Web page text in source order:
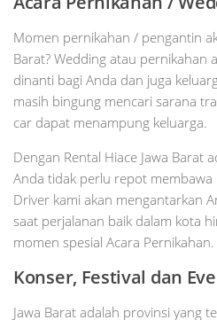
Momen pernikahan / pengantin
Barat? Wedding atau pernikahan
dinanti bagi Anda dan juga
masih bingung mencari sarana
car dapat menampung keluarga.
Dengan Rental Hiace Jawa Barat
Anda tidak perlu repot membawa
Driver kami akan mengantarkan
saat perjalanan baik dalam kota
momen spesial Acara Pernikahan.
Konser, Festival dan
Jawa Barat adalah provinsi yang